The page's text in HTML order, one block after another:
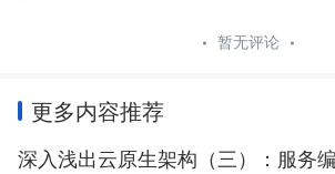
暂无评论
更多内容推荐
深入浅出云原生架构（三）：服务